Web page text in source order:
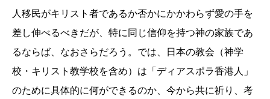
人移民がキリスト者であるか否かにかかわらず愛の手を
差し伸べるべきだが、特に同じ信仰を持つ神の家族であ
るならば、なおさらだろう。では、日本の教会（神学
校・キリスト教学校を含め）は「ディアスポラ香港人」
のために具体的に何ができるのか、今から共に祈り、考